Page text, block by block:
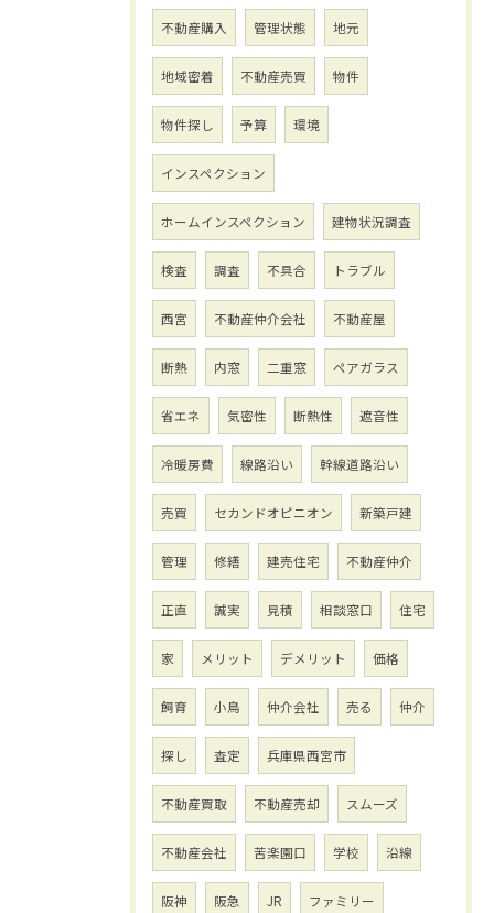
不動産購入 管理状態 地元
地域密着 不動産売買 物件
物件探し 予算 環境
インスペクション
ホームインスペクション 建物状況調査
検査 調査 不具合 トラブル
西宮 不動産仲介会社 不動産屋
断熱 内窓 二重窓 ペアガラス
省エネ 気密性 断熱性 遮音性
冷暖房費 線路沿い 幹線道路沿い
売買 セカンドオピニオン 新築戸建
管理 修繕 建売住宅 不動産仲介
正直 誠実 見積 相談窓口 住宅
家 メリット デメリット 価格
飼育 小鳥 仲介会社 売る 仲介
探し 査定 兵庫県西宮市
不動産買取 不動産売却 スムーズ
不動産会社 苦楽園口 学校 沿線
阪神 阪急 JR ファミリー